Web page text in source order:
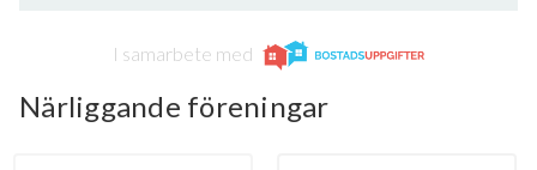
I samarbete med
Närliggande föreningar